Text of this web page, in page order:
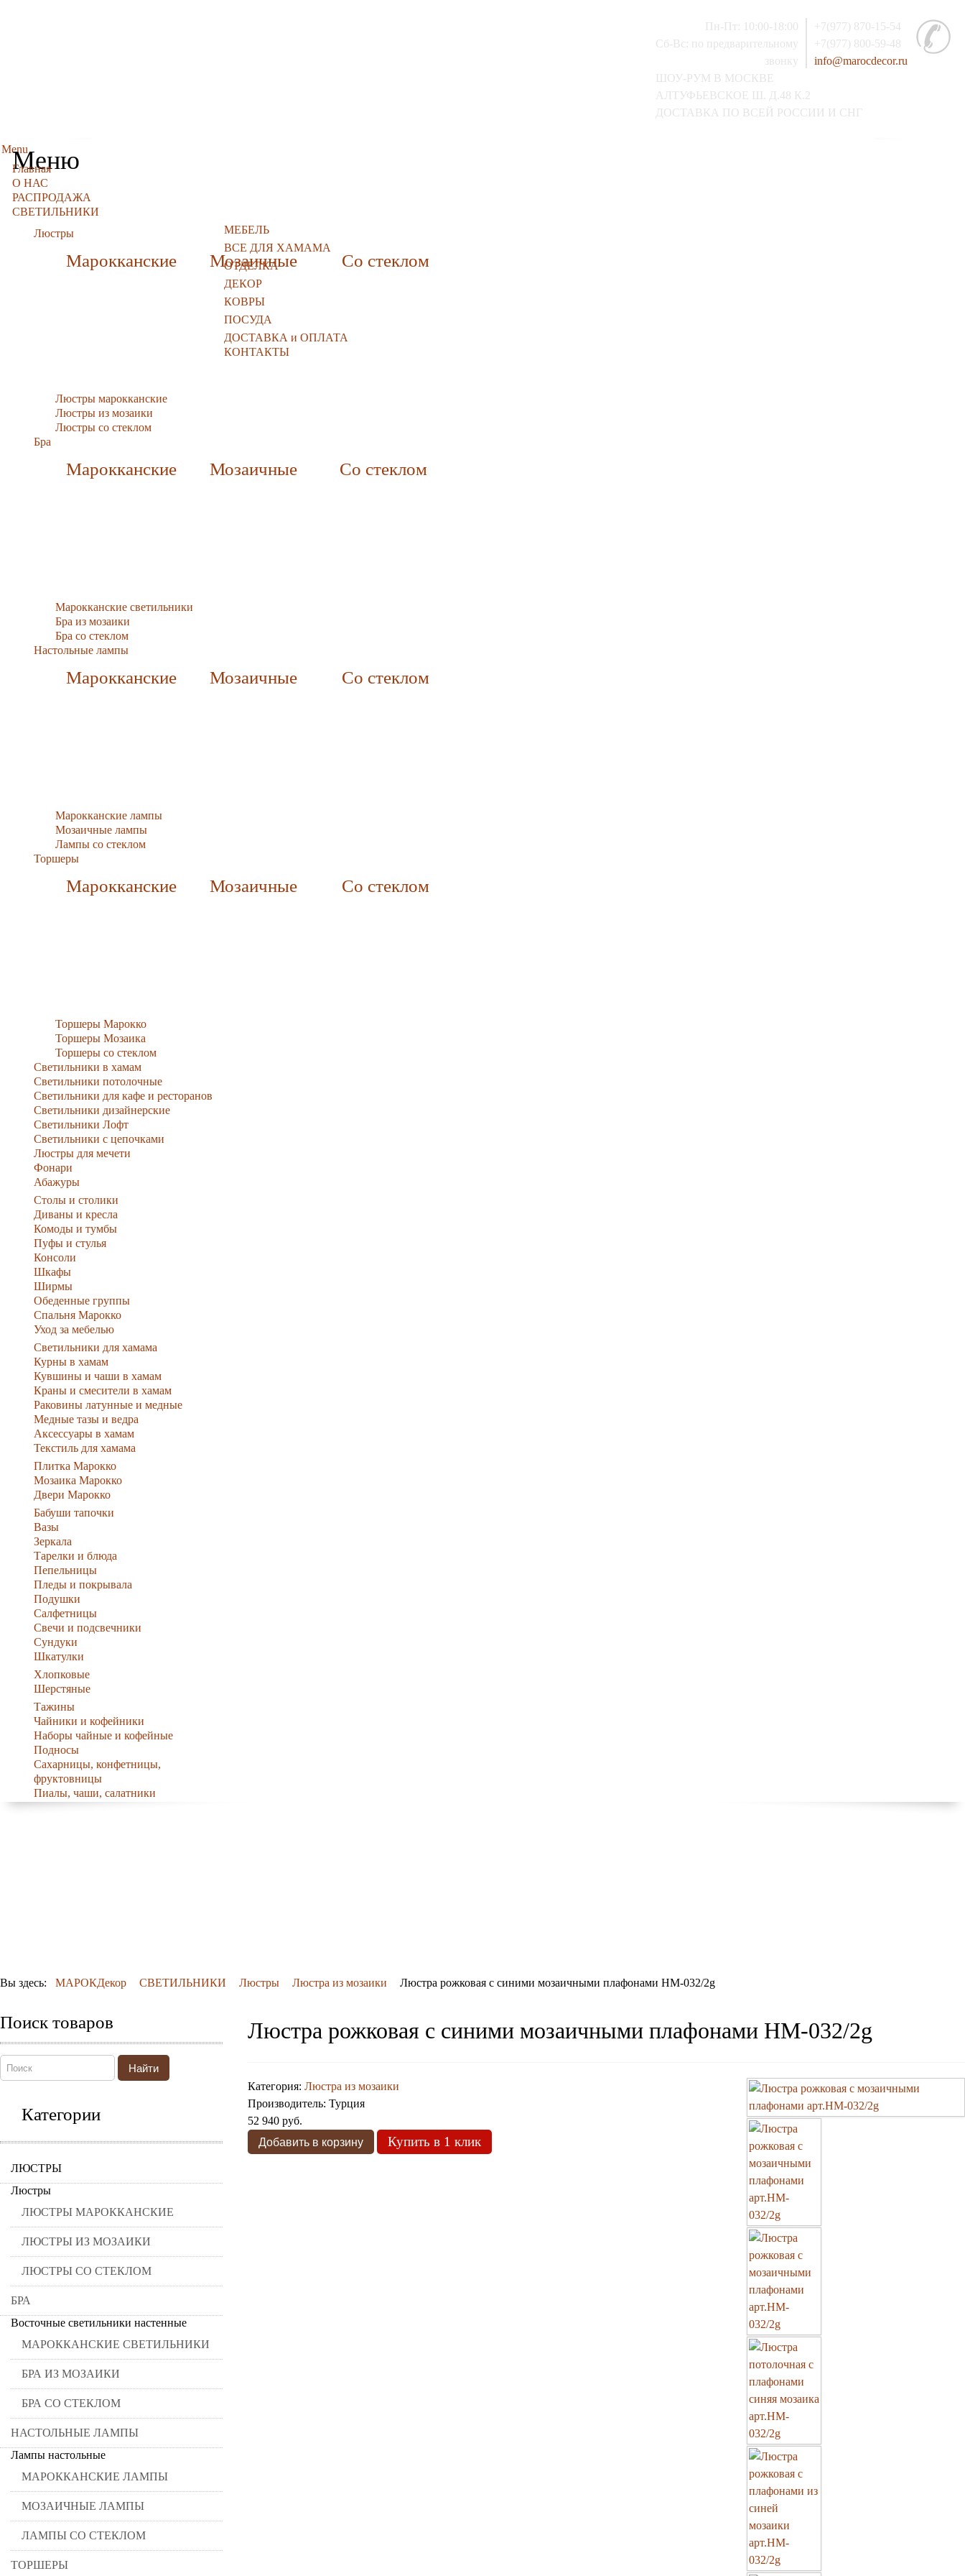
+7(977) 870-15-54
+7(977) 800-59-48
info@marocdecor.ru
Пн-Пт: 10:00-18:00
Сб-Вс: по предварительному
звонку
ШОУ-РУМ В МОСКВЕ
АЛТУФЬЕВСКОЕ Ш. Д.48 К.2
ДОСТАВКА ПО ВСЕЙ РОССИИ И СНГ
Меню
Menu
Главная
О НАС
РАСПРОДАЖА
СВЕТИЛЬНИКИ
Люстры
Марокканские Мозаичные Со стеклом
Люстры марокканские
Люстры из мозаики
Люстры со стеклом
Бра
Марокканские Мозаичные Со стеклом
Марокканские светильники
Бра из мозаики
Бра со стеклом
Настольные лампы
Марокканские Мозаичные Со стеклом
Марокканские лампы
Мозаичные лампы
Лампы со стеклом
Торшеры
Марокканские Мозаичные Со стеклом
Торшеры Марокко
Торшеры Мозаика
Торшеры со стеклом
Светильники в хамам
Светильники потолочные
Светильники для кафе и ресторанов
Светильники дизайнерские
Светильники Лофт
Светильники с цепочками
Люстры для мечети
Фонари
Абажуры
МЕБЕЛЬ
Столы и столики
Диваны и кресла
Комоды и тумбы
Пуфы и стулья
Консоли
Шкафы
Ширмы
Обеденные группы
Спальня Марокко
Уход за мебелью
ВСЕ ДЛЯ ХАМАМА
Светильники для хамама
Курны в хамам
Кувшины и чаши в хамам
Краны и смесители в хамам
Раковины латунные и медные
Медные тазы и ведра
Аксессуары в хамам
Текстиль для хамама
ОТДЕЛКА
Плитка Марокко
Мозаика Марокко
Двери Марокко
ДЕКОР
Бабуши тапочки
Вазы
Зеркала
Тарелки и блюда
Пепельницы
Пледы и покрывала
Подушки
Салфетницы
Свечи и подсвечники
Сундуки
Шкатулки
КОВРЫ
Хлопковые
Шерстяные
ПОСУДА
Тажины
Чайники и кофейники
Наборы чайные и кофейные
Подносы
Сахарницы, конфетницы,
фруктовницы
Пиалы, чаши, салатники
ДОСТАВКА и ОПЛАТА
КОНТАКТЫ
Вы здесь: МАРОКДекор СВЕТИЛЬНИКИ Люстры Люстра из мозаики Люстра рожковая с синими мозаичными плафонами HM-032/2g
Люстра рожковая с синими мозаичными плафонами HM-032/2g
Категория: Люстра из мозаики
Производитель: Турция
52 940 руб.
Купить в 1 клик
Поиск товаров
Найти
Категории
ЛЮСТРЫ
Люстры
ЛЮСТРЫ МАРОККАНСКИЕ
ЛЮСТРЫ ИЗ МОЗАИКИ
ЛЮСТРЫ СО СТЕКЛОМ
БРА
Восточные светильники настенные
МАРОККАНСКИЕ СВЕТИЛЬНИКИ
БРА ИЗ МОЗАИКИ
БРА СО СТЕКЛОМ
НАСТОЛЬНЫЕ ЛАМПЫ
Лампы настольные
МАРОККАНСКИЕ ЛАМПЫ
МОЗАИЧНЫЕ ЛАМПЫ
ЛАМПЫ СО СТЕКЛОМ
ТОРШЕРЫ